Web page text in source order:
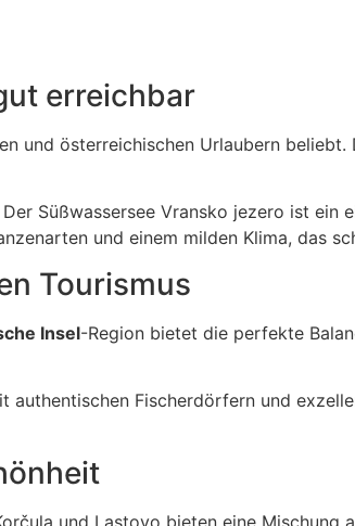
erreichbar
und österreichischen Urlaubern
Süßwassersee Vransko jezero ist ein
und einem milden Klima, das
Tourismus
Insel-Region bietet die perfekte
Fischerdörfern und
und Lastovo bieten eine Mischung